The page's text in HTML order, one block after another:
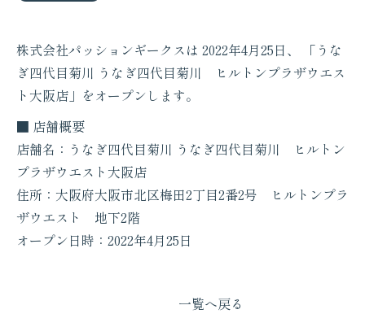
株式会社パッションギークスは 2022年4月25日、 「うな
ぎ四代目菊川 うなぎ四代目菊川 ヒルトンプラザウエス
ト大阪店」をオープンします。
■ 店舗概要
店舗名：うなぎ四代目菊川 うなぎ四代目菊川 ヒルトン
プラザウエスト大阪店
住所：大阪府大阪市北区梅田2丁目2番2号 ヒルトンプラ
ザウエスト 地下2階
オープン日時：2022年4月25日
一覧へ戻る